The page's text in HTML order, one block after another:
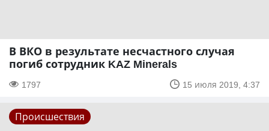
В ВКО в результате несчастного случая
погиб сотрудник KAZ Minerals
1797 15 июля 2019, 4:37
Происшествия